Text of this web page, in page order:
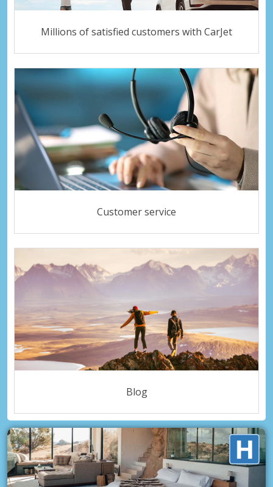
Millions of satisfied customers with CarJet
Customer service
Blog